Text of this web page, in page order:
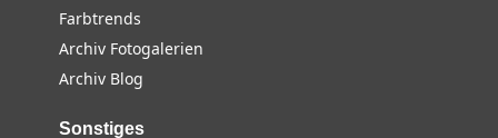
Farbtrends
Archiv Fotogalerien
Archiv Blog
Sonstiges